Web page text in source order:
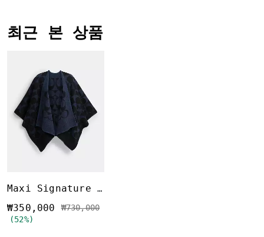
최근 본 상품
Maxi Signature Cape
₩350,000 가격 인하 전
₩730,000인하됨
(52%)